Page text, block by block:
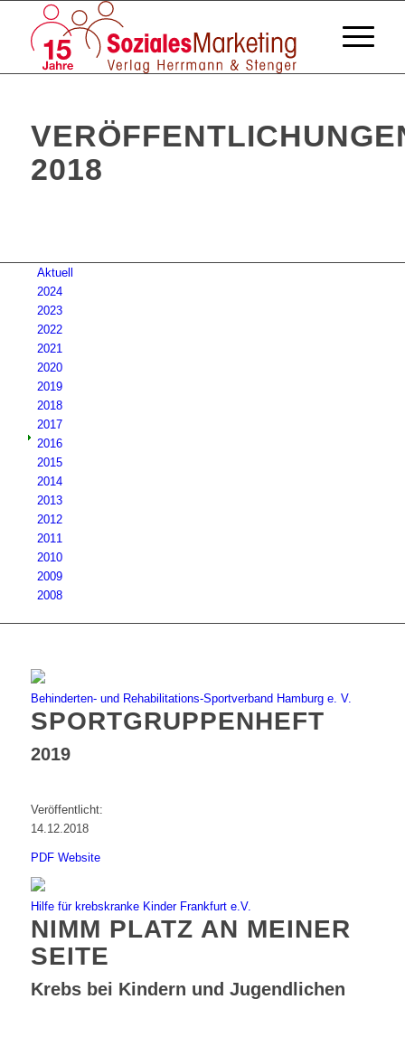
2018
Aktuell
2024
2023
2022
2021
2020
2019
2018
2017
2016
2015
2014
2013
2012
2011
2010
2009
2008
Behinderten- und Rehabilitations-Sportverband Hamburg e. V.
SPORTGRUPPENHEFT
2019
Veröffentlicht:
14.12.2018
PDF Website
Hilfe für krebskranke Kinder Frankfurt e.V.
NIMM PLATZ AN MEINER
SEITE
Krebs bei Kindern und Jugendlichen